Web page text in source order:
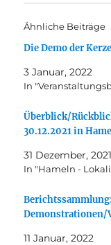
Ähnliche Beiträge
Die Demo der
3 Januar, 2022
In
Überblick/
30.12.2021 in
31 Dezember, 2021
In "Hameln -
Demonstrationen/
11 Januar, 2022